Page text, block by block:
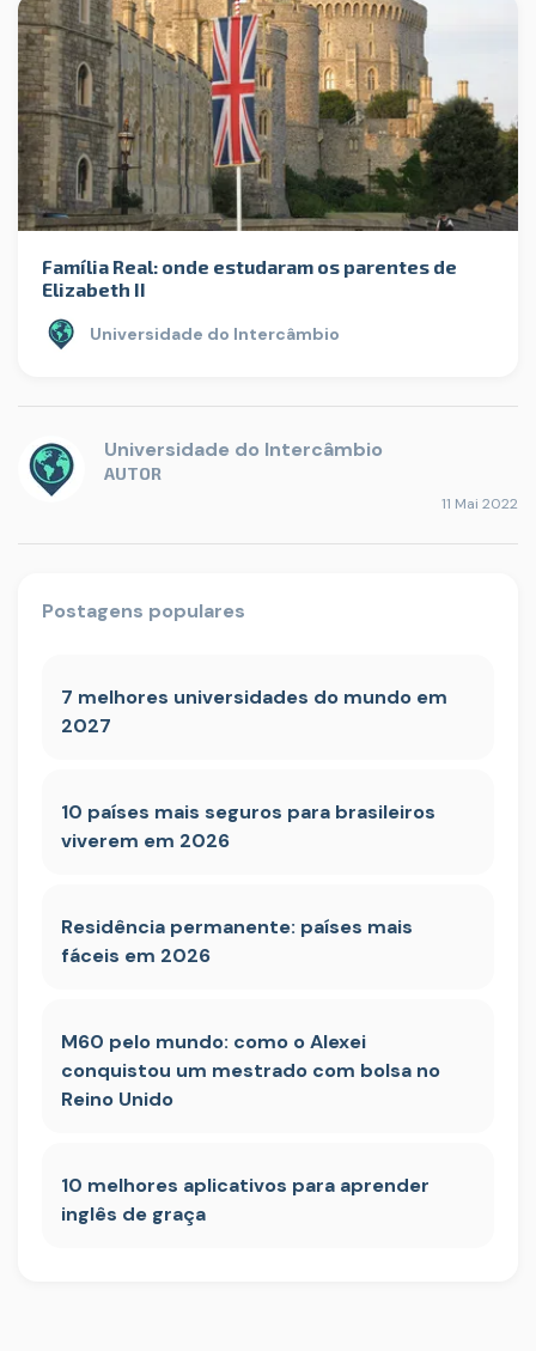
Família Real: onde estudaram os parentes de
Elizabeth II
Universidade do Intercâmbio
Universidade do Intercâmbio
AUTOR
11 Mai 2022
Postagens populares
7 melhores universidades do mundo em
2027
10 países mais seguros para brasileiros
viverem em 2026
Residência permanente: países mais
fáceis em 2026
M60 pelo mundo: como o Alexei
conquistou um mestrado com bolsa no
Reino Unido
10 melhores aplicativos para aprender
inglês de graça